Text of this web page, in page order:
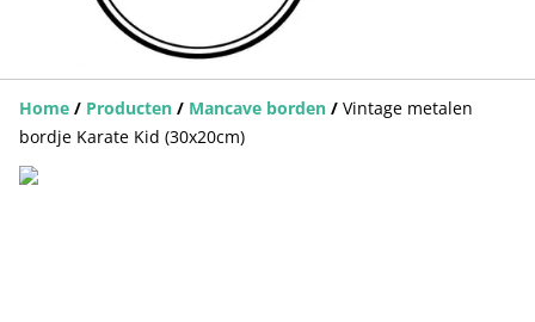
Home / Producten / Mancave borden / Vintage metalen
bordje Karate Kid (30x20cm)